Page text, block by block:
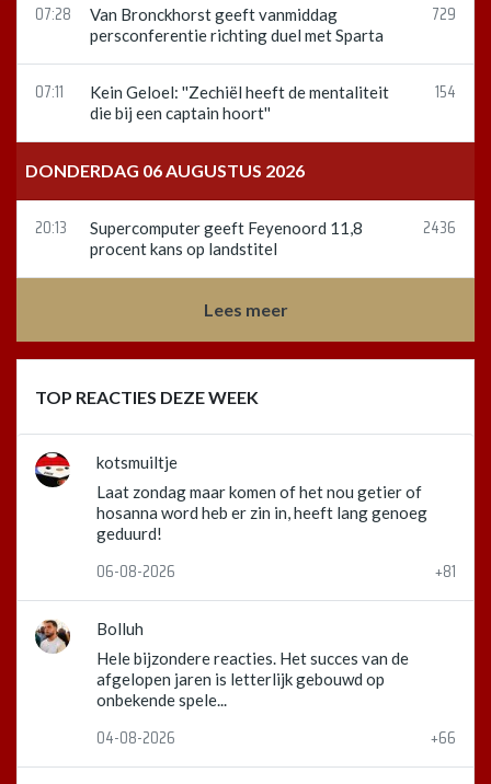
07:28
Van Bronckhorst geeft vanmiddag
persconferentie richting duel met Sparta
729
07:11
Kein Geloel: ''Zechiël heeft de mentaliteit
die bij een captain hoort''
154
DONDERDAG 06 AUGUSTUS 2026
20:13
Supercomputer geeft Feyenoord 11,8
procent kans op landstitel
2436
Lees meer
TOP REACTIES DEZE WEEK
kotsmuiltje
Laat zondag maar komen of het nou getier of
hosanna word heb er zin in, heeft lang genoeg
geduurd!
06-08-2026 +81
Bolluh
Hele bijzondere reacties. Het succes van de
afgelopen jaren is letterlijk gebouwd op
onbekende spele...
04-08-2026 +66